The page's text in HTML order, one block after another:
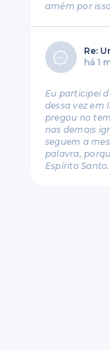
amém por isso
Re:
há 1
Eu participei
dessa vez em
pregou no
nas demais
seguem a
palavra,
Espírito